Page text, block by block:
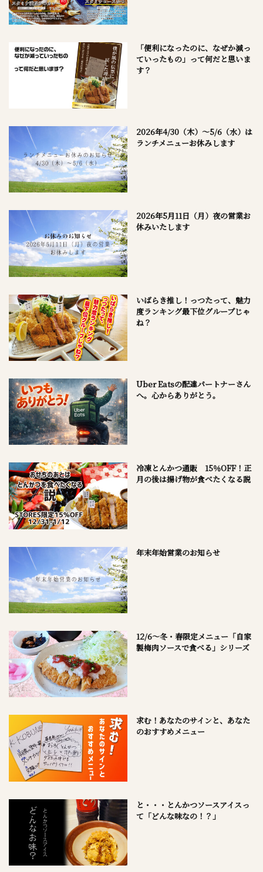
「便利になったのに、なぜか減っ
ていったもの」って何だと思いま
す？
2026年4/30（木）～5/6（水）は
ランチメニューお休みします
2026年5月11日（月）夜の営業お
休みいたします
いばらき推し！っつたって、魅力
度ランキング最下位グループじゃ
ね？
Uber Eatsの配達パートナーさん
へ。心からありがとう。
冷凍とんかつ通販 15％OFF！正
月の後は揚げ物が食べたくなる説
年末年始営業のお知らせ
12/6～冬・春限定メニュー「自家
製梅肉ソースで食べる」シリーズ
求む！あなたのサインと、あなた
のおすすめメニュー
と・・・とんかつソースアイスっ
て「どんな味なの！？」